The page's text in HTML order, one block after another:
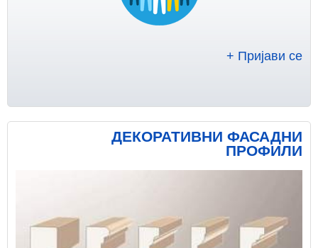
+ Пријави се
ДЕКОРАТИВНИ ФАСАДНИ
ПРОФИЛИ